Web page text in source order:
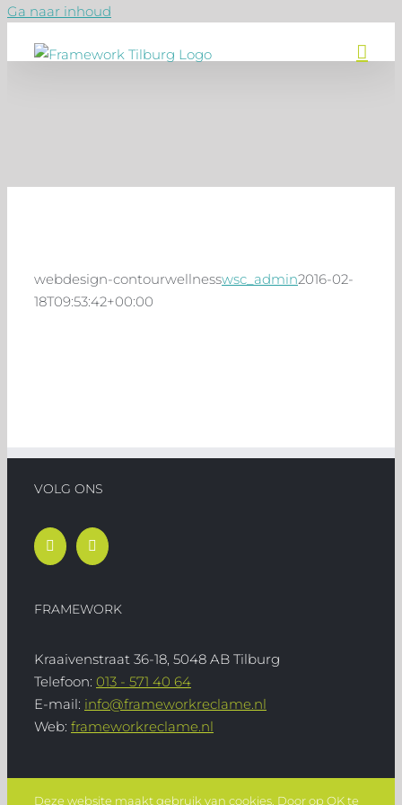
Ga naar inhoud
webdesign-contourwellnesswsc_admin2016-02-
18T09:53:42+00:00
VOLG ONS
FRAMEWORK
Kraaivenstraat 36-18, 5048 AB Tilburg
Telefoon: 013 - 571 40 64
E-mail: info@frameworkreclame.nl
Web: frameworkreclame.nl
Deze website maakt gebruik van cookies. Door op OK te